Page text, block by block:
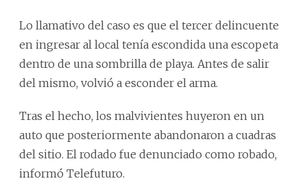
Lo llamativo del caso es que el tercer delincuente
en ingresar al local tenía escondida una escopeta
dentro de una sombrilla de playa. Antes de salir
del mismo, volvió a esconder el arma.
Tras el hecho, los malvivientes huyeron en un
auto que posteriormente abandonaron a cuadras
del sitio. El rodado fue denunciado como robado,
informó Telefuturo.